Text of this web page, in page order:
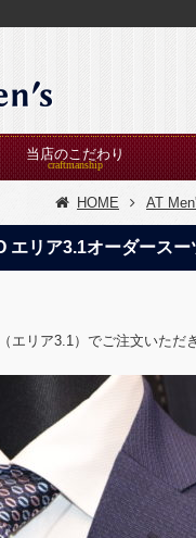
当店のこだわり
HOME AT
エリア3.1オーダース
エリア3.1）でご注文いただ